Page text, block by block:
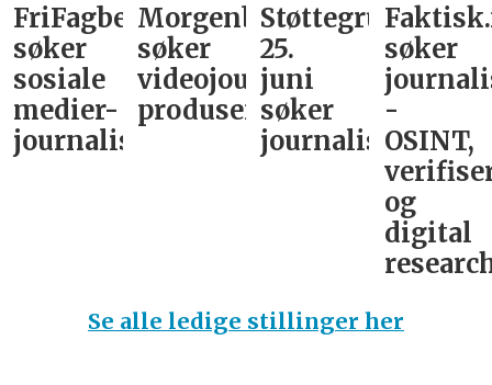
FriFagbevegelse
søker
sosiale
medier-
journalist
Morgenbladet
søker
videojournalist/podkast-
produsent
Støttegruppa
25.
juni
søker
journalist
søker
-
OSINT,
og
digital
Se alle ledige stillinger her